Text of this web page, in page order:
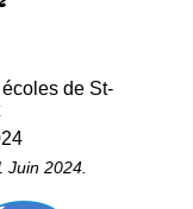
de St-
Juin 2024.